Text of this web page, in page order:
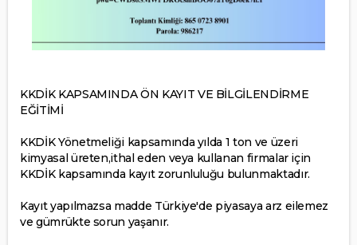
KKDİK KAPSAMINDA ÖN KAYIT VE BİLGİLENDİRME
EĞİTİMİ
KKDİK Yönetmeliği kapsamında yılda 1 ton ve üzeri
kimyasal üreten,ithal eden veya kullanan firmalar için
KKDİK kapsamında kayıt zorunluluğu bulunmaktadır.
Kayıt yapılmazsa madde Türkiye'de piyasaya arz eilemez
ve gümrükte sorun yaşanır.